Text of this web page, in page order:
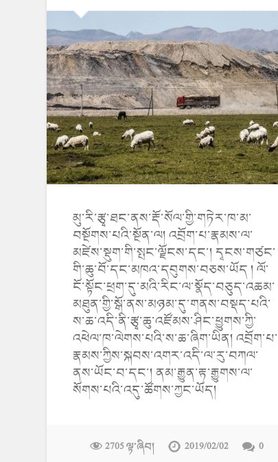
མུ་རི་རྩྭ་ཐང་ནས་རྡོ་སོལ་གྱི་གཏེར་ཁ་མ་
བསྔོགས་པའི་སྔོན་ལ། འབྲོག་པ་རྣམས་ལ་
མཛེས་སྡུག་གི་སྤང་ལྗོངས་དང་། དྭངས་གཙང་
གི་ཆུ་བོ་དང་མཁའ་དབུགས་བཅས་ཡོད ། ལོ་
ངོ་སྟོང་ཕྲག་དུ་མའི་རིང་ལ་སྣོད་བཅུད་འཆམ་
མཐུན་གྱི་སྒོ་ནས་མཉམ་དུ་གནས་བསྡད་པའི་
ས་ཆ་འདི་ནི་རྩྭ་ཆུ་འཛོམས་ཤིང་ཕྱུགས་ཀྱི་
འཕེལ་ཁ་ལེགས་པའི་ས་ཆ་ཞིག་ཡིན། འབྲོག་པ་
རྣམས་ཀྱིས་སྐབས་འགར་འདི་ལ་རུ་བཀལ་
ནས་ཡོང་བ་དང་། ནམ་རྒྱུན་རྟ་རྒྱུགས་ལ་
སོགས་པའི་འདུ་ཚོགས་ཀྱང་ཡོད།
2705 ལྟ་ཞིབ། 2019/02/02 0